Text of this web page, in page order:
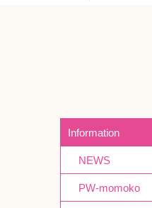
Information
NEWS
PW-momoko